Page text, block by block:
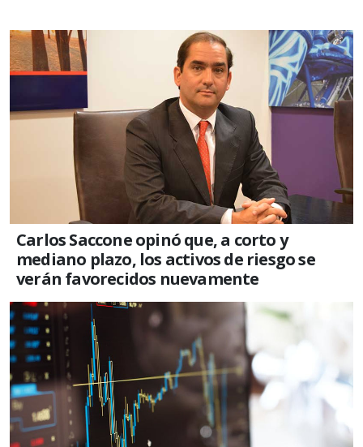
Carlos Saccone opinó que, a corto y
mediano plazo, los activos de riesgo se
verán favorecidos nuevamente